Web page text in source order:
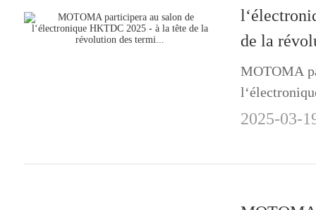
de la
MOTOMA
révolution
2025-03-